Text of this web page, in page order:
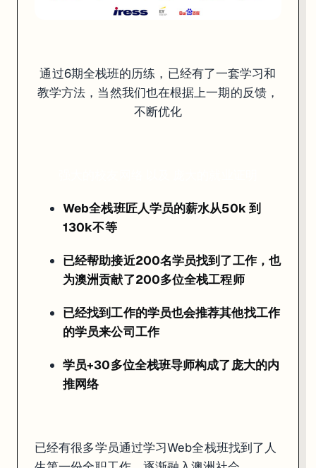
通过6期全栈班的历练，已经有了一套学习和教学方法，当然我们也在
已经找到工作的学员也会推荐其他找工作的学员来公司工作
学员+30多位全栈班导师构成了庞大的内推网络
已经有很多学员通过学习Web全栈班找到了人生第一份全职工作，逐渐
以下是Offer榜部分截图（名单比较长）：
通过6期全栈班的历练，已经有了一套学习和
教学方法，当然我们也在根据上一期的反馈，
不断优化
Web全栈班匠人学员的薪水从50k 到
130k不等
已经帮助接近200名学员找到了工作，也
为澳洲贡献了200多位全栈工程师
已经找到工作的学员也会推荐其他找工作
的学员来公司工作
学员+30多位全栈班导师构成了庞大的内
推网络
已经有很多学员通过学习Web全栈班找到了人